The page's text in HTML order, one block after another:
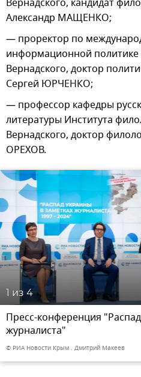
Вернадского, кандидат
Александр МАЩЕНКО;
— проректор по
информационной
Вернадского, доктор
Сергей ЮРЧЕНКО;
— профессор кафедры
литературы Института
Вернадского, доктор
ОРЕХОВ.
1 из 4
Пресс-конференция
журналиста"
© РИА Новости Крым . Дмитрий Макеев